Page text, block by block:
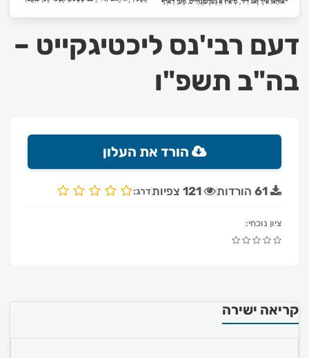
דעם רבי'נס ליכטיגקייט –
בה"ב תשפ"ו
הורד את העלון
61 הורדות 121 צפיותדרג:
ציון נוכחי:
קריאה ישירה